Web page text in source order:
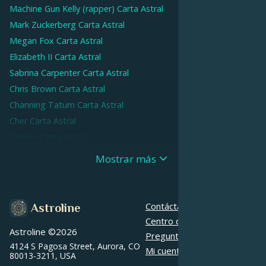
Machine Gun Kelly (rapper) Carta Astral
Mark Zuckerberg Carta Astral
Megan Fox Carta Astral
Elizabeth II Carta Astral
Sabrina Carpenter Carta Astral
Chris Brown Carta Astral
Channing Tatum Carta Astral
Cher Carta Astral
Carta Astral
Patti LuPone
Carta Astral
Jessica Alba
Janet Jackson Carta Astral
Robert Pattinson Carta Astral
Mostrar más
Astroline
Astroline ©2026
4124 S Pagosa Street, Aurora, CO
80013-3211, USA
Contáctanos
Centro de ayuda
Preguntas frecuentes
Mi cuenta